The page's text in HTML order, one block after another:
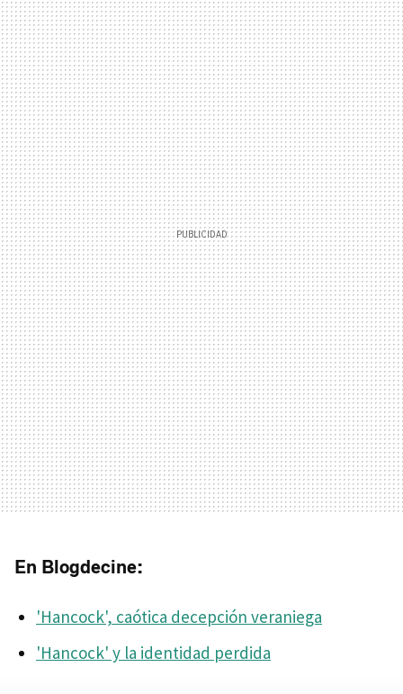
En Blogdecine:
'Hancock', caótica decepción veraniega
'Hancock' y la identidad perdida